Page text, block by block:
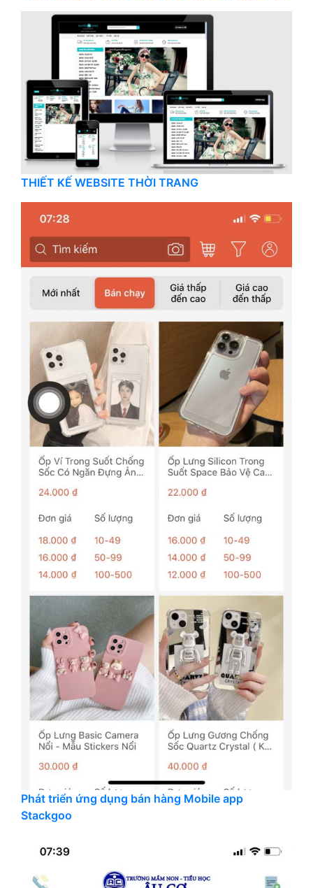
THIẾT KẾ WEBSITE THỜI TRANG
Phát triển ứng dụng bán hàng Mobile app
Stackgoo